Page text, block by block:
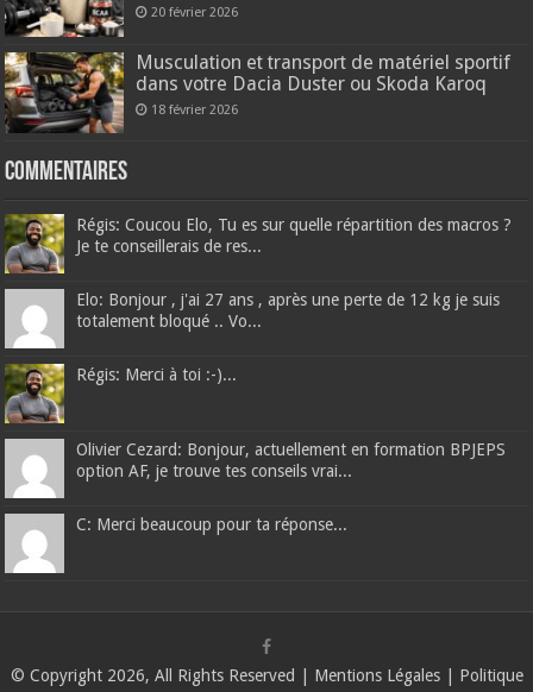
20 février 2026
Musculation et transport de matériel sportif
dans votre Dacia Duster ou Skoda Karoq
18 février 2026
Commentaires
Régis: Coucou Elo, Tu es sur quelle répartition des macros ?
Je te conseillerais de res...
Elo: Bonjour , j'ai 27 ans , après une perte de 12 kg je suis
totalement bloqué .. Vo...
Régis: Merci à toi :-)...
Olivier Cezard: Bonjour, actuellement en formation BPJEPS
option AF, je trouve tes conseils vrai...
C: Merci beaucoup pour ta réponse...
© Copyright 2026, All Rights Reserved | Mentions Légales| Politique